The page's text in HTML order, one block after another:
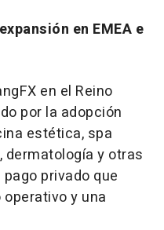
en EMEA e
en el Reino
por la adopción
estética, spa
y otras
privado que
y una